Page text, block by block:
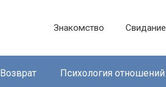
Знакомство Свидание
Возврат Психология отношений